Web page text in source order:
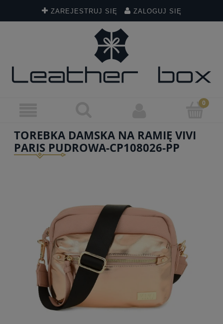
ZAREJESTRUJ SIĘ ZALOGUJ SIĘ
TOREBKA DAMSKA NA RAMIĘ VIVI
PARIS PUDROWA-CP108026-PP